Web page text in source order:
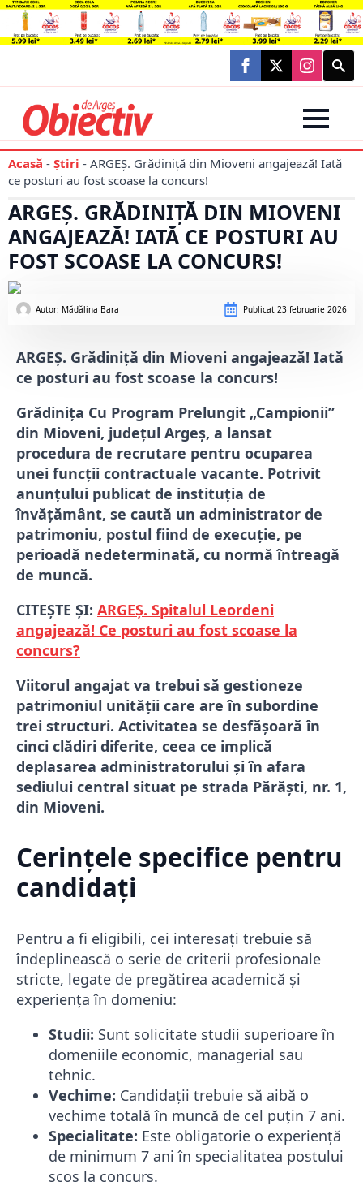
Search
for:
Acasă - Știri - ARGEȘ. Grădiniță din Mioveni angajează! Iată
ce posturi au fost scoase la concurs!
ARGEȘ. GRĂDINIȚĂ DIN MIOVENI
ANGAJEAZĂ! IATĂ CE POSTURI AU
FOST SCOASE LA CONCURS!
Autor: Mădălina Bara Publicat 23 februarie 2026
ARGEȘ. Grădiniță din Mioveni angajează! Iată
ce posturi au fost scoase la concurs!
Grădinița Cu Program Prelungit „Campionii”
din Mioveni, județul Argeș, a lansat
procedura de recrutare pentru ocuparea
unei funcții contractuale vacante. Potrivit
anunțului publicat de instituția de
învățământ, se caută un administrator de
patrimoniu, postul fiind de execuție, pe
perioadă nedeterminată, cu normă întreagă
de muncă.
CITEȘTE ȘI: ARGEȘ. Spitalul Leordeni
angajează! Ce posturi au fost scoase la
concurs?
Viitorul angajat va trebui să gestioneze
patrimoniul unității care are în subordine
trei structuri. Activitatea se desfășoară în
cinci clădiri diferite, ceea ce implică
deplasarea administratorului și în afara
sediului central situat pe strada Părăști, nr. 1,
din Mioveni.
Cerințele specifice pentru
candidați
Pentru a fi eligibili, cei interesați trebuie să
îndeplinească o serie de criterii profesionale
stricte, legate de pregătirea academică și
experiența în domeniu:
Studii: Sunt solicitate studii superioare în
domeniile economic, managerial sau
tehnic.
Vechime: Candidații trebuie să aibă o
vechime totală în muncă de cel puțin 7 ani.
Specialitate: Este obligatorie o experiență
de minimum 7 ani în specialitatea postului
scos la concurs.